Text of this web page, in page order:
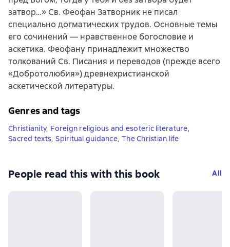
затвор…» Св. Феофан Затворник не писал
специально догматических трудов. Основные темы
его сочинений — нравственное богословие и
аскетика. Феофану принадлежит множество
толкований Св. Писания и переводов (прежде всего
«Добротолюбия») древнехристианской
аскетической литературы.
Genres and tags
Christianity, Foreign religious and esoteric literature,
Sacred texts, Spiritual guidance, The Christian life
People read this with this book All